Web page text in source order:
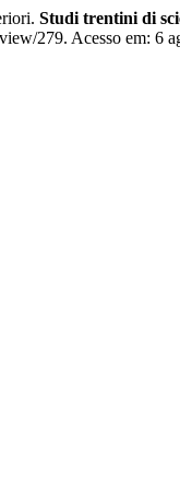
Studi trentini di
279. Acesso em: 6